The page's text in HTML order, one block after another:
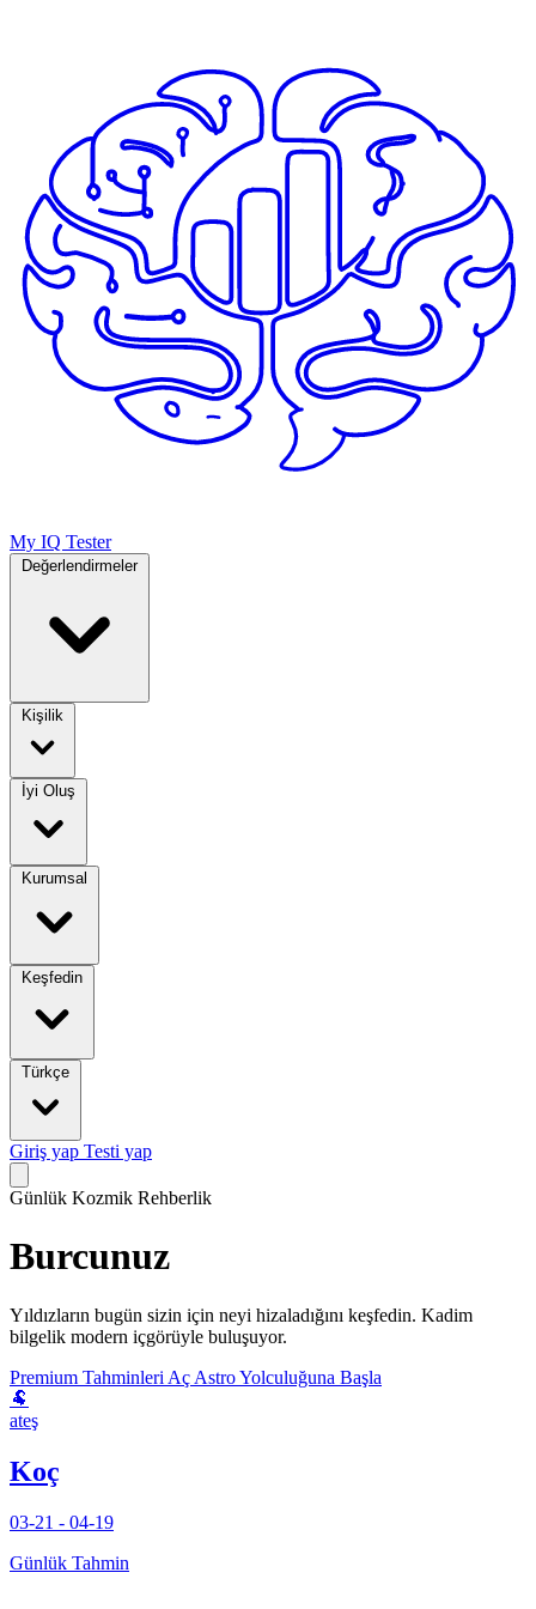
My IQ Tester
Değerlendirmeler
Kişilik
İyi Oluş
Kurumsal
Keşfedin
Türkçe
Giriş yap Testi yap
Günlük Kozmik Rehberlik
Burcunuz
Yıldızların bugün sizin için neyi hizaladığını keşfedin. Kadim
bilgelik modern içgörüyle buluşuyor.
Premium Tahminleri Aç Astro Yolculuğuna Başla
🐏
ateş
Koç
03-21 - 04-19
Günlük Tahmin